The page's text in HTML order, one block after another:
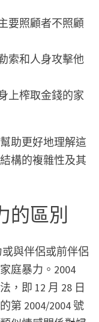
要照顧者不照顧
索和人身攻擊他
上榨取金錢的家
助更好地理解這
構的複雜性及其
的區別
與伴侶或前伴侶
庭暴力。2004
，即 12 月 28 日
第 2004/2004 號